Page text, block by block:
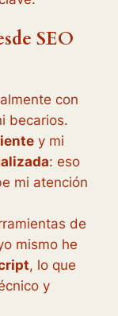
SEO
con
becarios.
y mi
: eso
mi atención
de
mismo he
, lo que
y